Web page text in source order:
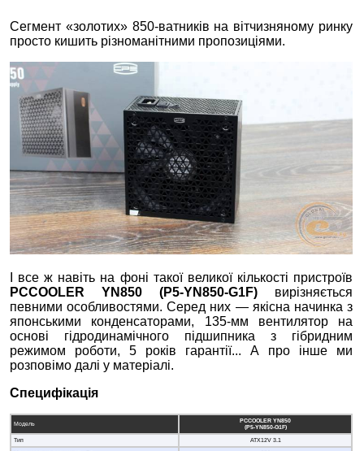
Сегмент «золотих» 850-ватників на вітчизняному ринку
просто кишить різноманітними пропозиціями.
І все ж навіть на фоні такої великої кількості пристроїв
PCCOOLER YN850
(P5-YN850-G1F) вирізняється
певними особливостями. Серед них — якісна начинка з
японськими конденсаторами, 135-мм вентилятор на
основі гідродинамічного підшипника з гібридним
режимом роботи, 5 років гарантії... А про інше ми
розповімо далі у матеріалі.
Специфікація
Модель
PCCOOLER YN850
(P5-YN850-G1F)
Тип
ATX12V 3.1